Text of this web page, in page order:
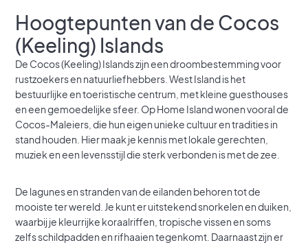
Hoogtepunten van de Cocos
(Keeling) Islands
De Cocos (Keeling) Islands zijn een droombestemming voor
rustzoekers en natuurliefhebbers. West Island is het
bestuurlijke en toeristische centrum, met kleine guesthouses
en een gemoedelijke sfeer. Op Home Island wonen vooral de
Cocos-Maleiers, die hun eigen unieke cultuur en tradities in
stand houden. Hier maak je kennis met lokale gerechten,
muziek en een levensstijl die sterk verbonden is met de zee.
De lagunes en stranden van de eilanden behoren tot de
mooiste ter wereld. Je kunt er uitstekend snorkelen en duiken,
waarbij je kleurrijke koraalriffen, tropische vissen en soms
zelfs schildpadden en rifhaaien tegenkomt. Daarnaast zijn er